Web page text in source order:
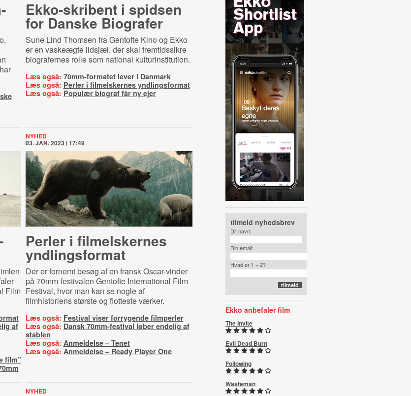
Ekko-skribent i spidsen
for Danske Biografer
Sune Lind Thomsen fra Gentofte Kino og Ekko
er en vaskeægte ildsjæl, der skal fremtidssikre
biografernes rolle som national kulturinstitution.
Læs også: 70mm-formatet lever i Danmark
Læs også: Perler i filmelskernes yndlingsformat
Læs også: Populær biograf får ny ejer
Film
af
film”
NYHED
03. JAN. 2023 | 17:49
Perler i filmelskernes
yndlingsformat
Der er fornemt besøg af en fransk Oscar-vinder
på 70mm-festivalen Gentofte International Film
Festival, hvor man kan se nogle af
filmhistoriens største og flotteste værker.
Læs også: Festival viser forrygende filmperler
Læs også: Dansk 70mm-festival løber endelig af
stablen
Læs også: Anmeldelse – Tenet
Læs også: Anmeldelse – Ready Player One
NYHED
tilmeld nyhedsbrev
Dit navn:
Din email:
Hvad er 1 + 2?
Ekko anbefaler film
The Invite
Evil Dead Burn
Following
Wasteman